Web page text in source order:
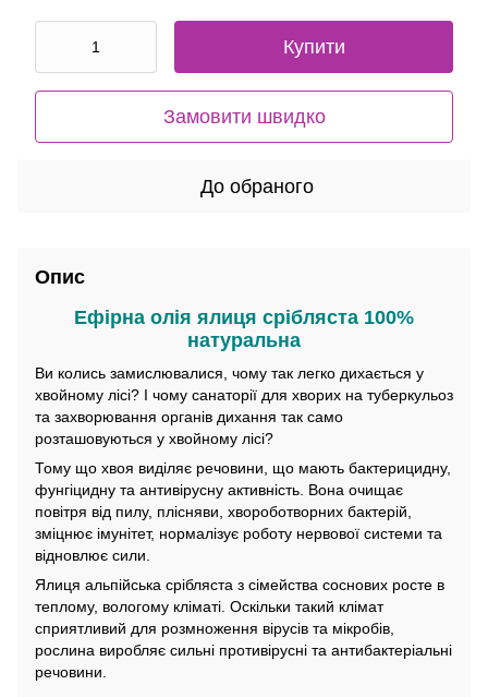
Купити
Замовити швидко
До обраного
Опис
Ефірна олія ялиця срібляста 100%
натуральна
Ви колись замислювалися, чому так легко дихається у
хвойному лісі? І чому санаторії для хворих на туберкульоз
та захворювання органів дихання так само
розташовуються у хвойному лісі?
Тому що хвоя виділяє речовини, що мають бактерицидну,
фунгіцидну та антивірусну активність. Вона очищає
повітря від пилу, плісняви, хвороботворних бактерій,
зміцнює імунітет, нормалізує роботу нервової системи та
відновлює сили.
Ялиця альпійська срібляста з сімейства соснових росте в
теплому, вологому кліматі. Оскільки такий клімат
сприятливий для розмноження вірусів та мікробів,
рослина виробляє сильні противірусні та антибактеріальні
речовини.